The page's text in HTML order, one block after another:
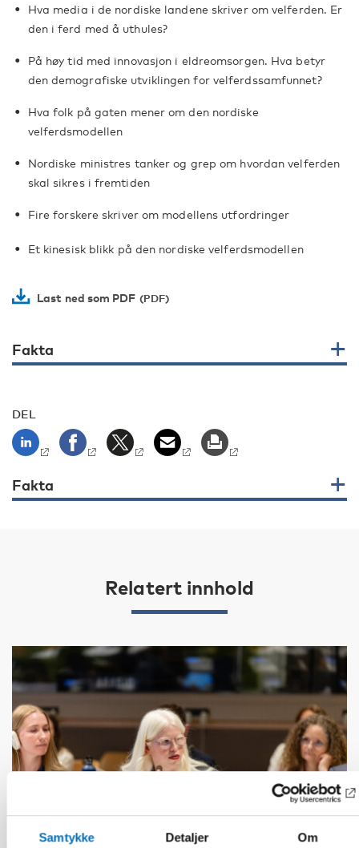
Samtykke Detaljer Om
Hva media i de nordiske landene skriver om velferden. Er
den i ferd med å uthules?
På høy tid med innovasjon i eldreomsorgen. Hva betyr
den demografiske utviklingen for velferdssamfunnet?
Hva folk på gaten mener om den nordiske
velferdsmodellen
Nordiske ministres tanker og grep om hvordan velferden
skal sikres i fremtiden
Fire forskere skriver om modellens utfordringer
Et kinesisk blikk på den nordiske velferdsmodellen
Last ned som PDF
Fakta
DEL
Fakta
Relatert innhold